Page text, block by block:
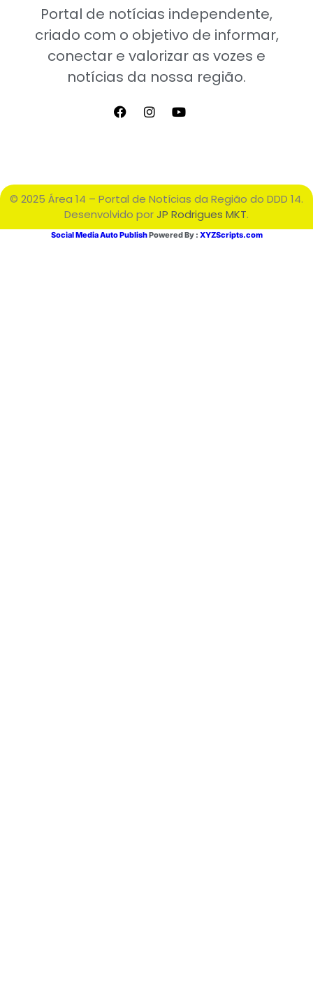
Portal de notícias independente,
criado com o objetivo de informar,
conectar e valorizar as vozes e
notícias da nossa região.
© 2025 Área 14 – Portal de Notícias da Região do DDD 14.
Desenvolvido porJP Rodrigues MKT.
Social Media Auto PublishPowered By : XYZScripts.com